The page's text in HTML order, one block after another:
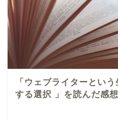
「ウェブライターとい
する選択 」を読んだ感想